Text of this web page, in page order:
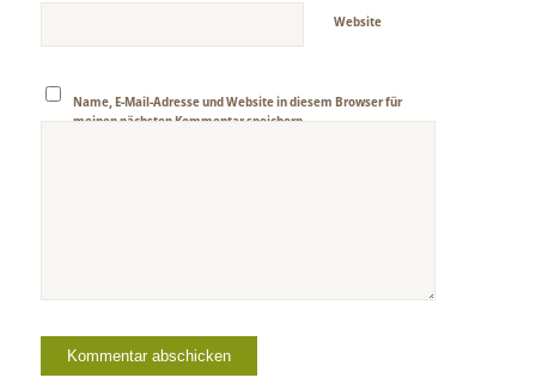
Website
Name, E-Mail-Adresse und Website in diesem Browser für
meinen nächsten Kommentar speichern.